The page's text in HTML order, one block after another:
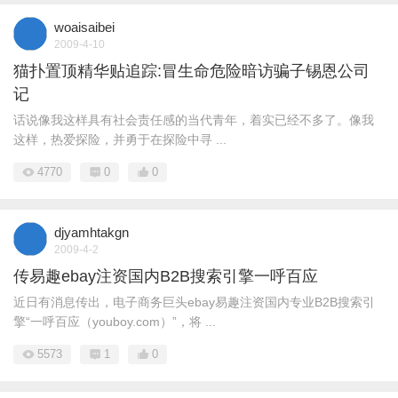
woaisaibei
2009-4-10
猫扑置顶精华贴追踪:冒生命危险暗访骗子锡恩公司
记
话说像我这样具有社会责任感的当代青年，着实已经不多了。像我
这样，热爱探险，并勇于在探险中寻 ...
4770 0 0
djyamhtakgn
2009-4-2
传易趣ebay注资国内B2B搜索引擎一呼百应
近日有消息传出，电子商务巨头ebay易趣注资国内专业B2B搜索引
擎“一呼百应（youboy.com）”，将 ...
5573 1 0